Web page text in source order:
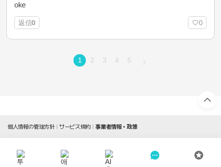
oke
返信0 0
1 2 3 4 5
個人情報の管理方針 サービス規約 事業者情報・政策